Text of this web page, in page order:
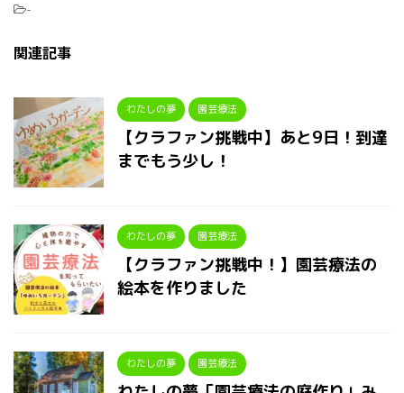
-
関連記事
わたしの夢 園芸療法
【クラファン挑戦中】あと9日！到達
までもう少し！
わたしの夢 園芸療法
【クラファン挑戦中！】園芸療法の
絵本を作りました
わたしの夢 園芸療法